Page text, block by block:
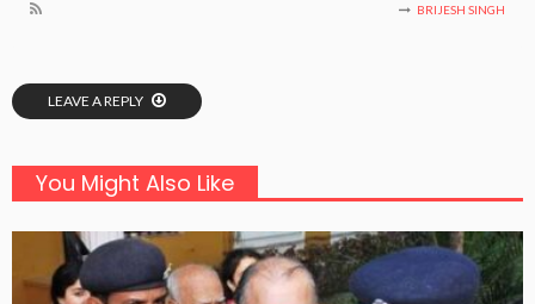
BRIJESH SINGH
LEAVE A REPLY
You Might Also Like